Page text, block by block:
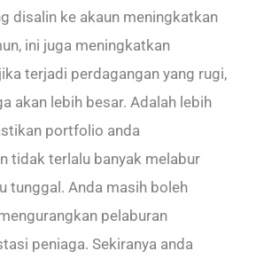
disalin ke akaun meningkatkan
ini juga meningkatkan
terjadi perdagangan yang rugi,
akan lebih besar. Adalah lebih
portfolio anda
tidak terlalu banyak melabur
tunggal. Anda masih boleh
pelaburan
peniaga. Sekiranya anda